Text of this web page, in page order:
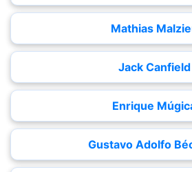
Mathias
Jack Canfield
Enrique
Gustavo Adolfo